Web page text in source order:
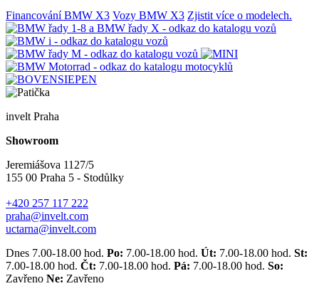
Financování BMW X3 Vozy BMW X3 Zjistit více o modelech.
invelt Praha
Showroom
Jeremiášova 1127/5
155 00 Praha 5 - Stodůlky
+420 257 117 222
praha@invelt.com
uctarna@invelt.com
Dnes 7.00-18.00 hod. Po: 7.00-18.00 hod. Út: 7.00-18.00 hod. St:
7.00-18.00 hod. Čt: 7.00-18.00 hod. Pá: 7.00-18.00 hod. So:
Zavřeno Ne: Zavřeno